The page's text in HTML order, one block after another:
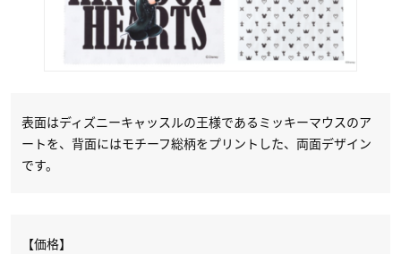
表面はディズニーキャッスルの王様であるミッキーマウスのア
ートを、背面にはモチーフ総柄をプリントした、両面デザイン
です。
【価格】